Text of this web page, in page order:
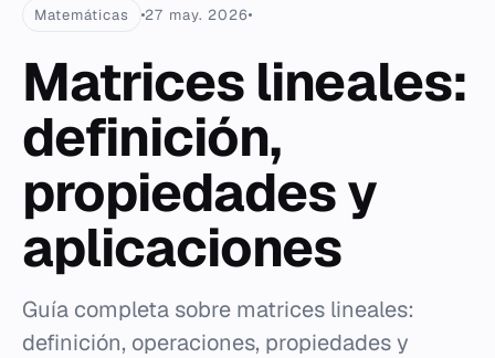
Matemáticas 27 may. 2026
Matrices lineales:
definición,
propiedades y
aplicaciones
Guía completa sobre matrices lineales:
definición, operaciones, propiedades y